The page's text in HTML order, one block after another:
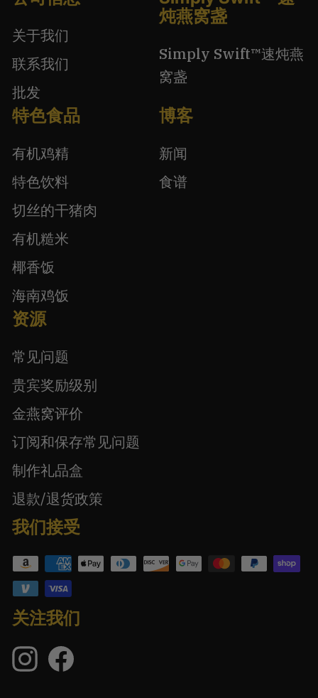
关于我们
联系我们
批发
炖燕窝盏
Simply Swift™速炖燕
窝盏
特色食品
有机鸡精
特色饮料
切丝的干猪肉
有机糙米
椰香饭
海南鸡饭
博客
新闻
食谱
资源
常见问题
贵宾奖励级别
金燕窝评价
订阅和保存常见问题
制作礼品盒
退款/退货政策
我们接受
关注我们
Instagram
在